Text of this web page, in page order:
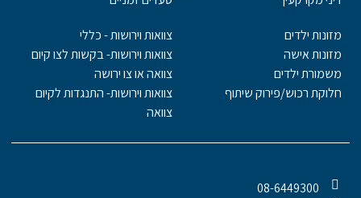
מזונות ילדים
מזונות אישה
משמורת ילדים
חלוקת רכוש/פירוק שיתוף
צוואות וירושות - כללי
צוואות וירושות- בקשות לצו קיום
צוואה או צו ירושה
צוואות וירושות- התנגדות לקיום
צוואה
08-6449300